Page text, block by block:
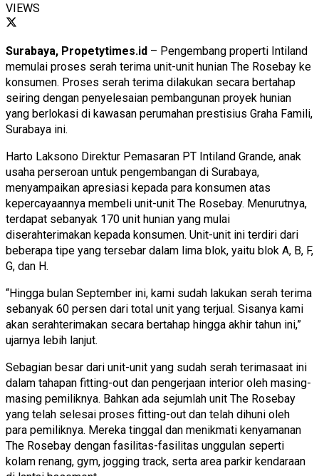
VIEWS
Surabaya, Propetytimes.id – Pengembang properti Intiland
memulai proses serah terima unit-unit hunian The Rosebay ke
konsumen. Proses serah terima dilakukan secara bertahap
seiring dengan penyelesaian pembangunan proyek hunian
yang berlokasi di kawasan perumahan prestisius Graha Famili,
Surabaya ini.
Harto Laksono Direktur Pemasaran PT Intiland Grande, anak
usaha perseroan untuk pengembangan di Surabaya,
menyampaikan apresiasi kepada para konsumen atas
kepercayaannya membeli unit-unit The Rosebay. Menurutnya,
terdapat sebanyak 170 unit hunian yang mulai
diserahterimakan kepada konsumen. Unit-unit ini terdiri dari
beberapa tipe yang tersebar dalam lima blok, yaitu blok A, B, F,
G, dan H.
“Hingga bulan September ini, kami sudah lakukan serah terima
sebanyak 60 persen dari total unit yang terjual. Sisanya kami
akan serahterimakan secara bertahap hingga akhir tahun ini,”
ujarnya lebih lanjut.
Sebagian besar dari unit-unit yang sudah serah terimasaat ini
dalam tahapan fitting-out dan pengerjaan interior oleh masing-
masing pemiliknya. Bahkan ada sejumlah unit The Rosebay
yang telah selesai proses fitting-out dan telah dihuni oleh
para pemiliknya. Mereka tinggal dan menikmati kenyamanan
The Rosebay dengan fasilitas-fasilitas unggulan seperti
kolam renang, gym, jogging track, serta area parkir kendaraan